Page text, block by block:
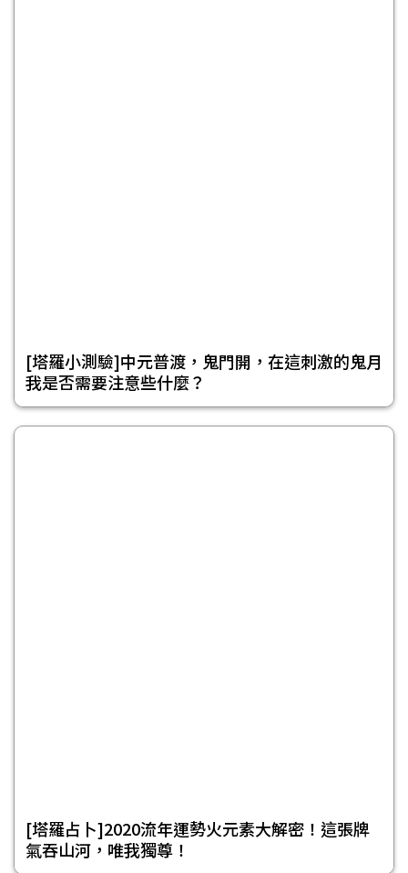
[塔羅小測驗]中元普渡，鬼門開，在這刺激的鬼月
我是否需要注意些什麼？
[塔羅占卜]2020流年運勢火元素大解密！這張牌
氣吞山河，唯我獨尊！